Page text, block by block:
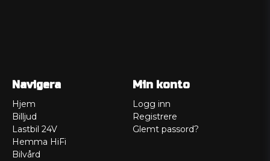
Navigera
Hjem
Billjud
Lastbil 24V
Hemma HiFi
Bilvård
Min konto
Logg inn
Registrere
Glemt passord?